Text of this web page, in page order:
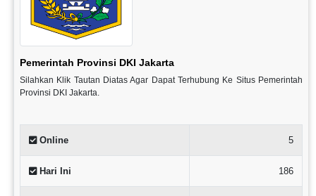
Pemerintah Provinsi DKI Jakarta
Silahkan Klik Tautan Diatas Agar Dapat Terhubung Ke Situs Pemerintah
Provinsi DKI Jakarta.
Online 5
Hari Ini 186